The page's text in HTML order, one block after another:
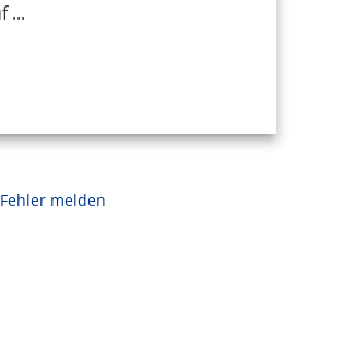
...
Fehler melden